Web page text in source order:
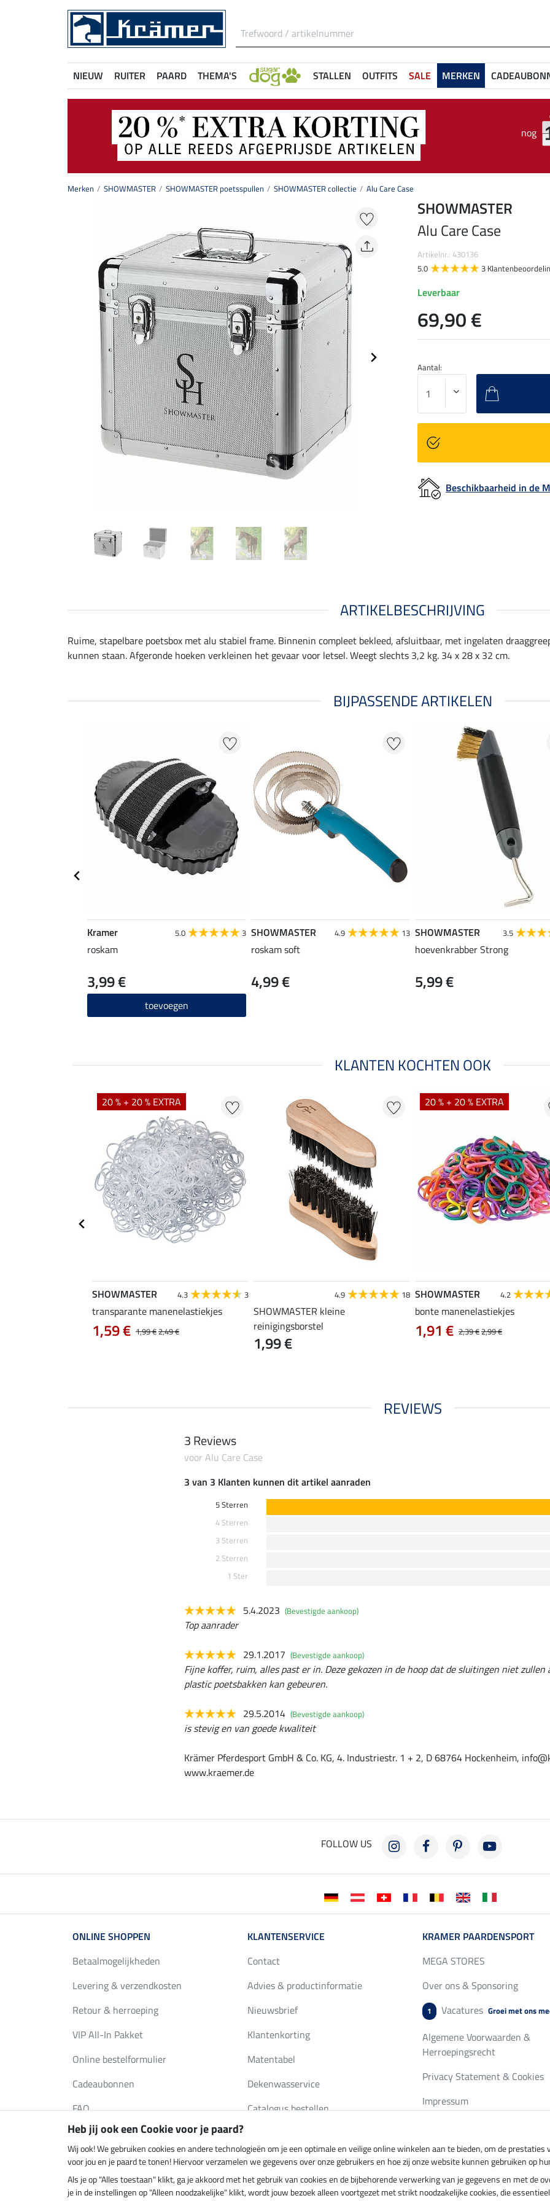
NIEUW RUITER PAARD THEMA'S STALLEN OUTFITS SALE MERKEN
nog
Merken SHOWMASTER SHOWMASTER poetsspullen SHOWMASTER collectie Alu Care Case
SHOWMASTER
Alu Care Case
Artikelnr.: 430136
5.0
3
Leverbaar
69,90 €
Aantal:
Beschikbaarheid in de
ARTIKELBESCHRIJVING
Ruime, stapelbare poetsbox met alu stabiel frame. Binnenin compleet bekleed, afsluitbaar, met ingelaten
kunnen staan. Afgeronde hoeken verkleinen het gevaar voor letsel. Weegt slechts 3,2 kg. 34 x 28 x 32 cm.
BIJPASSENDE ARTIKELEN
Kramer 5.0 3
roskam
3,99 €
toevoegen
SHOWMASTER 4.9 13
roskam soft
4,99 €
SHOWMASTER 3.5
hoevenkrabber Strong
5,99 €
KLANTEN KOCHTEN OOK
20 % + 20 % EXTRA
SHOWMASTER 4.3 3
transparante manenelastiekjes
1,99 €2,49 €
1,59 €
4.9 18
SHOWMASTER kleine
reinigingsborstel
1,99 €
20 % + 20 % EXTRA
SHOWMASTER 4.2
bonte manenelastiekjes
2,39 €2,99 €
1,91 €
REVIEWS
3 Reviews
voor Alu Care Case
3 van 3 Klanten kunnen dit artikel aanraden
5 Sterren
4 Sterren
3 Sterren
2 Sterren
1 Ster
5.4.2023 (Bevestigde aankoop)
Top aanrader
29.1.2017 (Bevestigde aankoop)
Fijne koffer, ruim, alles past er in. Deze gekozen in de hoop dat de sluitingen niet zullen
plastic poetsbakken kan gebeuren.
29.5.2014 (Bevestigde aankoop)
is stevig en van goede kwaliteit
Krämer Pferdesport GmbH & Co. KG, 4. Industriestr. 1 + 2, D 68764 Hockenheim,
www.kraemer.de
FOLLOW US
ONLINE SHOPPEN
Betaalmogelijkheden
Levering & verzendkosten
Retour & herroeping
VIP All-In Pakket
Online bestelformulier
Cadeaubonnen
FAQ
KLANTENSERVICE
Contact
Advies & productinformatie
Nieuwsbrief
Klantenkorting
Matentabel
Dekenwasservice
Catalogus bestellen
KRAMER PAARDENSPORT
MEGA STORES
Over ons & Sponsoring
1 Vacatures Groei met ons
Algemene Voorwaarden &
Herroepingsrecht
Privacy Statement & Cookies
Impressum
Klimaatneutrale shop Verzending per Veilig betalen met
Heb jij ook een Cookie voor je paard?
Wij ook! We gebruiken cookies en andere technologieën om je een optimale en veilige online winkelen aan te bieden, om de
voor jou en je paard te tonen! Hiervoor verzamelen we gegevens over onze gebruikers en hoe zij onze website kunnen gebruiken op
Als je op "Alles toestaan" klikt, ga je akkoord met het gebruik van cookies en de bijbehorende verwerking van je gegevens en met de
je in de instellingen op "Alleen noodzakelijke" klikt, wordt jouw bezoek alleen voortgezet met strikt noodzakelijke cookies, die